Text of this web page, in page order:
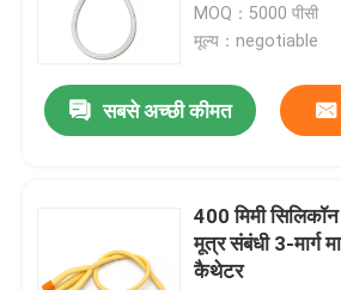
MOQ：5000 पीसी
मूल्य：negotiable
सबसे अच्छी कीमत
400 मिमी
मूत्र संबंधी 3-मार्ग
कैथेटर